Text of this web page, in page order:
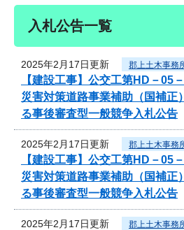
入札公告一覧
2025年2月17日更新 郡上土木事務
【建設工事】公交工第HD－
災害対策道路事業補助（国補正
る事後審査型一般競争入札公告
2025年2月17日更新 郡上土木事務
【建設工事】公交工第HD－
災害対策道路事業補助（国補正
る事後審査型一般競争入札公告
2025年2月17日更新 郡上土木事務